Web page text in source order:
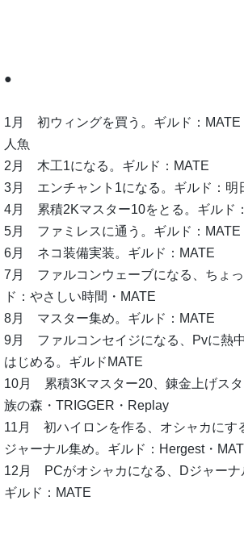
●
1月 初ウィングを買う。ギルド：MATE
人魚
2月 木工1になる。ギルド：MATE
3月 エンチャント1になる。ギルド：明
4月 累積2Kマスター10をとる。ギルド
5月 ファミレスに通う。ギルド：MATE
6月 ネコ装備実装。ギルド：MATE
7月 ファルコンウェーブになる、ちょ
ド：やさしい時間・MATE
8月 マスター集め。ギルド：MATE
9月 ファルコンセイジになる、Pvに熱
はじめる。ギルドMATE
10月 累積3Kマスター20、錬金上げス
族の森・TRIGGER・Replay
11月 初ハイロンを作る、オシャカにす
ジャーナル集め。ギルド：Hergest・
12月 PCがオシャカになる、Dジャーナ
ギルド：MATE